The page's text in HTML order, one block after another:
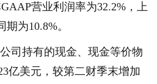
营业利润率为32.2%，上
为10.8%。
持有的现金、现金等价物
亿美元，较第二财季末增加